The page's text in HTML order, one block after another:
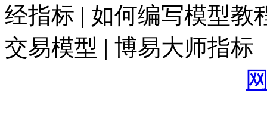
经指标 | 如何编写模型教
交易模型 | 博易大师指标